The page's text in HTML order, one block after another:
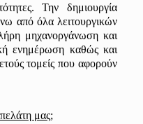
Την δημιουργία
από όλα λειτουργικών
μηχανοργάνωση και
ενημέρωση καθώς και
τομείς που αφορούν
μας;